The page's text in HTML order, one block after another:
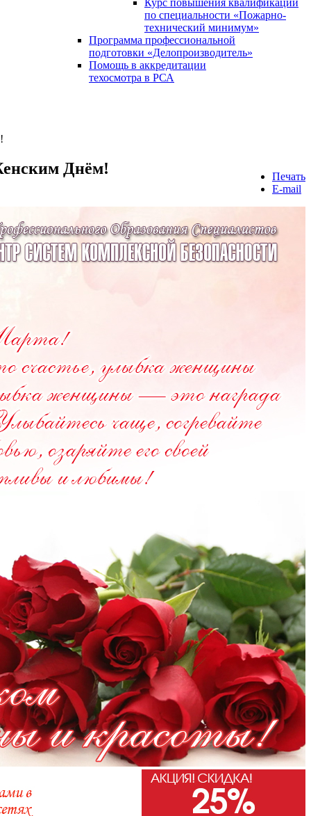
Курс повышения квалификации
по специальности «Пожарно-
технический минимум»
Программа профессиональной
подготовки «Делопроизводитель»
Помощь в аккредитации
техосмотра в РСА
Печать
E-mail
Днём!